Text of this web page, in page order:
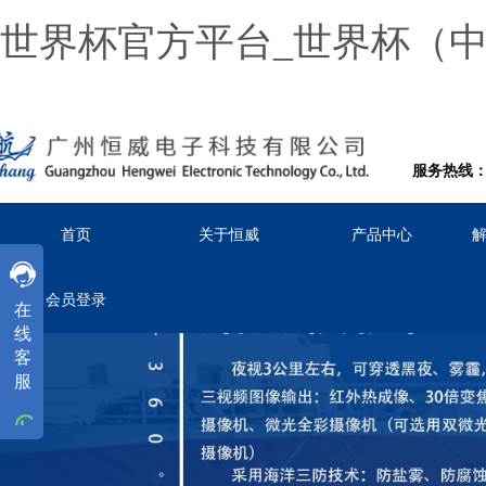
世界杯官方平台_世界杯（
服务热线
在
线
客
服
客服
工作时间
周一
首页 关于恒威 产品中心
会员登录